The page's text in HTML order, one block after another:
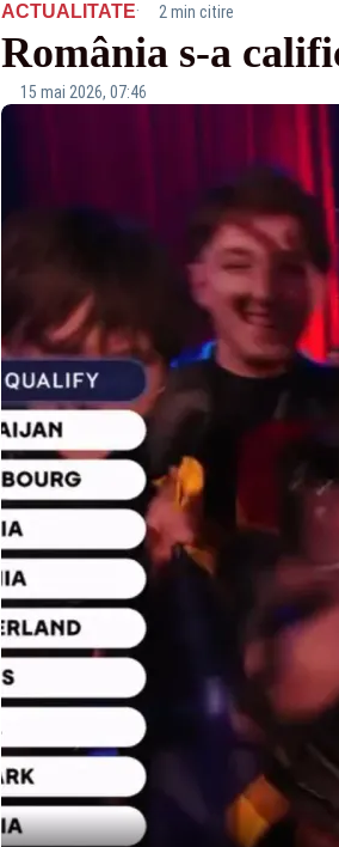
ACTUALITATE· 2 min citire
România s-a
15 mai 2026, 07:46